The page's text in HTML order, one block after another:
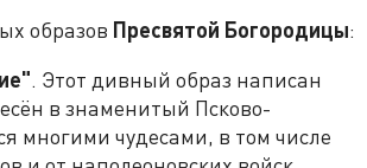
образов Пресвятой Богородицы:
. Этот дивный образ написан
в знаменитый Псково-
многими чудесами, в том числе